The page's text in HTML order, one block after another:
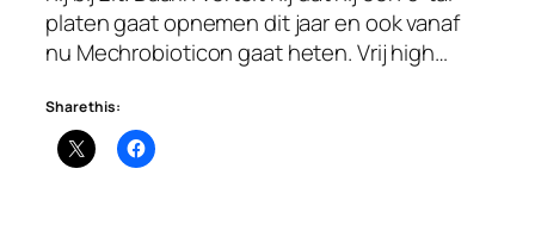
platen gaat opnemen dit jaar en ook vanaf
nu Mechrobioticon gaat heten. Vrij high…
Share this: